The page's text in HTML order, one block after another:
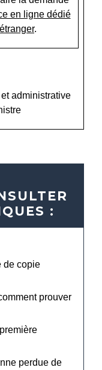
en ligne dédié
.
administrative
:
de copie
prouver
perdue de